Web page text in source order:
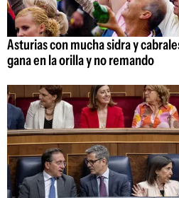
Asturias con mucha sidra y
gana en la orilla y no remando